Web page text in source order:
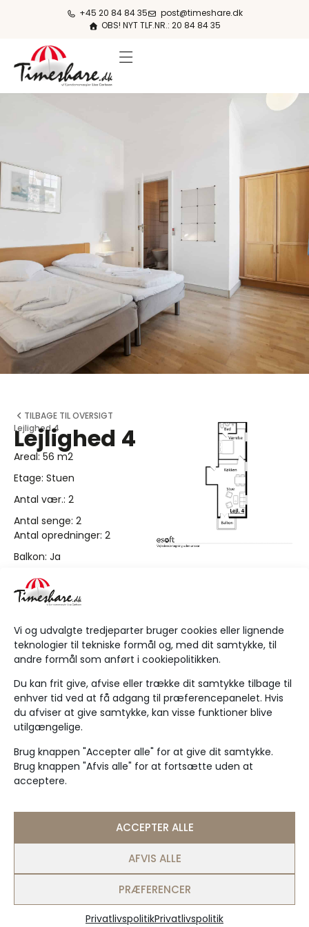
Vi og udvalgte tredjeparter bruger cookies eller lignende
teknologier til tekniske formål og, med dit samtykke, til
andre formål som anført i cookiepolitikken.
Du kan frit give, afvise eller trække dit samtykke tilbage til
enhver tid ved at få adgang til præferencepanelet. Hvis
du afviser at give samtykke, kan visse funktioner blive
utilgængelige.
Brug knappen "Accepter alle" for at give dit samtykke.
Brug knappen "Afvis alle" for at fortsætte uden at
acceptere.
ACCEPTER ALLE
AFVIS ALLE
PRÆFERENCER
PrivatlivspolitikPrivatlivspolitik
+45 20 84 84 35
post@timeshare.dk
OBS! NYT TLF.NR.: 20 84 84 35
TILBAGE TIL OVERSIGT
Lejlighed 4
Lejlighed 4
Areal: 56 m2
Etage: Stuen
Antal vær.: 2
Antal senge: 2
Antal opredninger: 2
Balkon: Ja
Havudsigt: Ja
Årlig ejerafgift: 3.961
Timeshare
+45 20 84 84 35
post@timeshare.dk
Feriesteder
Jeckels Hotel
Østersø Færgegård
RCI
Om Timeshare
Hvem er vi?